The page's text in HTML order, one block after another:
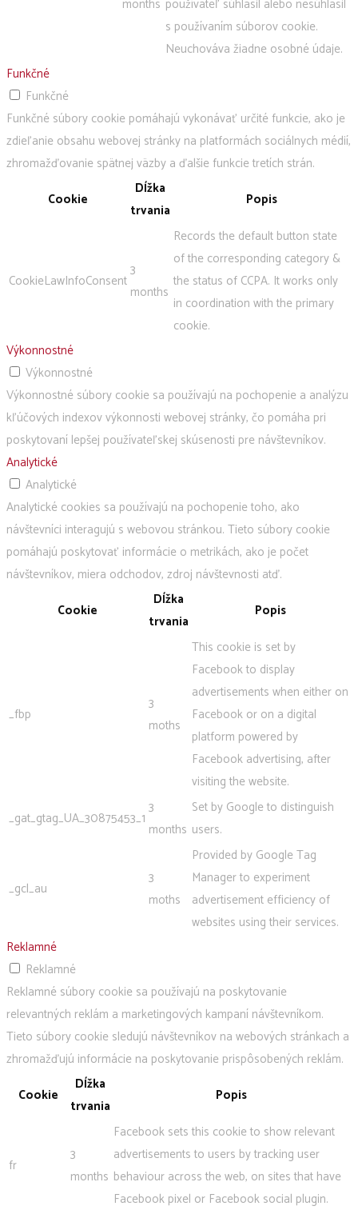
months používateľ súhlasil alebo nesúhlasil
s používaním súborov cookie.
Neuchováva žiadne osobné údaje.
Funkčné
Funkčné
Funkčné súbory cookie pomáhajú vykonávať určité funkcie, ako je
zdieľanie obsahu webovej stránky na platformách sociálnych médií,
zhromažďovanie spätnej väzby a ďalšie funkcie tretích strán.
Cookie
Dĺžka
trvania
Popis
CookieLawInfoConsent
3
months
Records the default button state
of the corresponding category &
the status of CCPA. It works only
in coordination with the primary
cookie.
Výkonnostné
Výkonnostné
Výkonnostné súbory cookie sa používajú na pochopenie a analýzu
kľúčových indexov výkonnosti webovej stránky, čo pomáha pri
poskytovaní lepšej používateľskej skúsenosti pre návštevníkov.
Analytické
Analytické
Analytické cookies sa používajú na pochopenie toho, ako
návštevníci interagujú s webovou stránkou. Tieto súbory cookie
pomáhajú poskytovať informácie o metrikách, ako je počet
návštevníkov, miera odchodov, zdroj návštevnosti atď.
Cookie
Dĺžka
trvania
Popis
_fbp
3
moths
This cookie is set by
Facebook to display
advertisements when either on
Facebook or on a digital
platform powered by
Facebook advertising, after
visiting the website.
_gat_gtag_UA_30875453_1
3
months
Set by Google to distinguish
users.
_gcl_au
3
moths
Provided by Google Tag
Manager to experiment
advertisement efficiency of
websites using their services.
Reklamné
Reklamné
Reklamné súbory cookie sa používajú na poskytovanie
relevantných reklám a marketingových kampaní návštevníkom.
Tieto súbory cookie sledujú návštevníkov na webových stránkach a
zhromažďujú informácie na poskytovanie prispôsobených reklám.
Cookie
Dĺžka
trvania
Popis
fr
3
months
Facebook sets this cookie to show relevant
advertisements to users by tracking user
behaviour across the web, on sites that have
Facebook pixel or Facebook social plugin.